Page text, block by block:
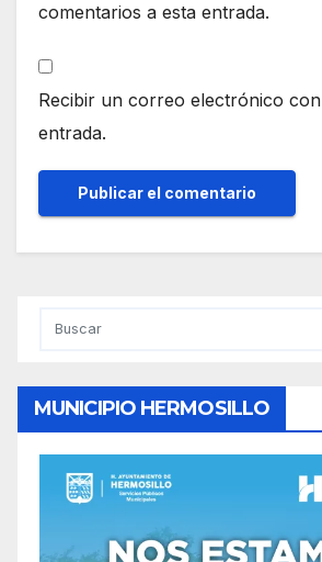
comentarios a esta entrada.
Recibir un correo electrónico
entrada.
MUNICIPIO HERMOSILLO